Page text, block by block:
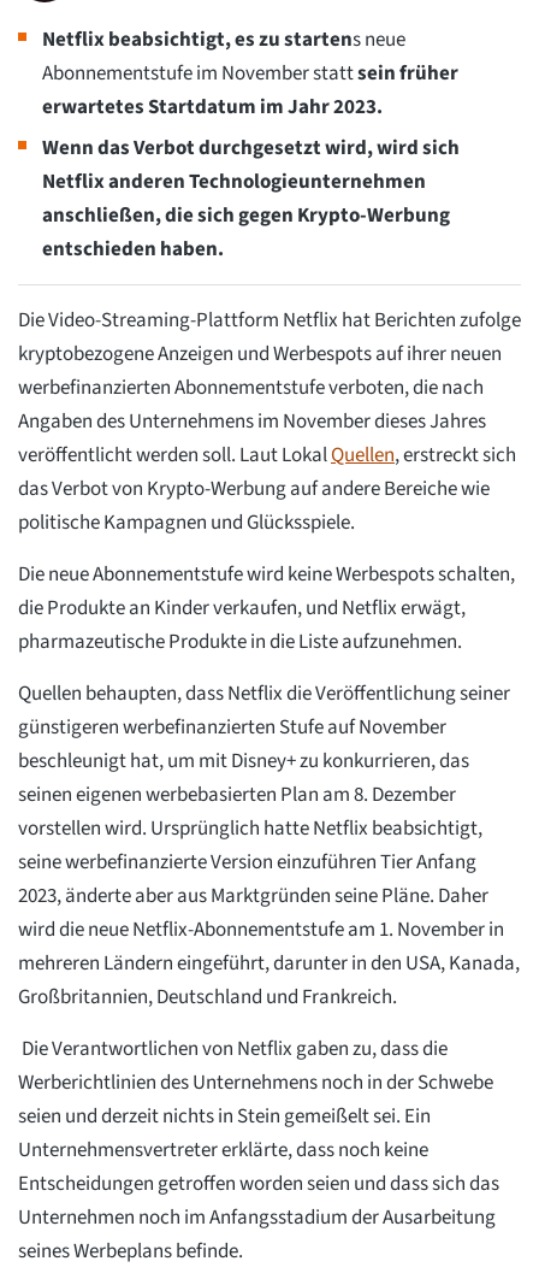
Netflix beabsichtigt, es zu startens neue
Abonnementstufe im November stattsein früher
erwartetes Startdatum im Jahr 2023.
Wenn das Verbot durchgesetzt wird, wird sich
Netflix anderen Technologieunternehmen
anschließen, die sich gegen Krypto-Werbung
entschieden haben.
Die Video-Streaming-Plattform Netflix hat Berichten zufolge
kryptobezogene Anzeigen und Werbespots auf ihrer neuen
werbefinanzierten Abonnementstufe verboten, die nach
Angaben des Unternehmens im November dieses Jahres
veröffentlicht werden soll. Laut LokalQuellen, erstreckt sich
das Verbot von Krypto-Werbung auf andere Bereiche wie
politische Kampagnen und Glücksspiele.
Die neue Abonnementstufe wird keine Werbespots schalten,
die Produkte an Kinder verkaufen, und Netflix erwägt,
pharmazeutische Produkte in die Liste aufzunehmen.
Quellen behaupten, dass Netflix die Veröffentlichung seiner
günstigeren werbefinanzierten Stufe auf November
beschleunigt hat, um mit Disney+ zu konkurrieren, das
seinen eigenen werbebasierten Plan am 8. Dezember
vorstellen wird. Ursprünglich hatte Netflix beabsichtigt,
seine werbefinanzierte Version einzuführen Tier Anfang
2023, änderte aber aus Marktgründen seine Pläne. Daher
wird die neue Netflix-Abonnementstufe am 1. November in
mehreren Ländern eingeführt, darunter in den USA, Kanada,
Großbritannien, Deutschland und Frankreich.
Die Verantwortlichen von Netflix gaben zu, dass die
Werberichtlinien des Unternehmens noch in der Schwebe
seien und derzeit nichts in Stein gemeißelt sei. Ein
Unternehmensvertreter erklärte, dass noch keine
Entscheidungen getroffen worden seien und dass sich das
Unternehmen noch im Anfangsstadium der Ausarbeitung
seines Werbeplans befinde.